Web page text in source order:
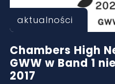
aktualności
Chambers High
GWW w Band 1
2017